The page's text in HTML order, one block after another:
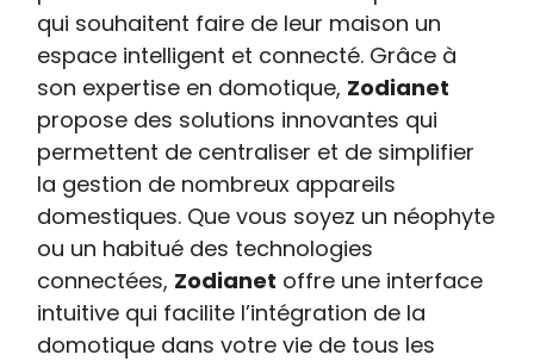
qui souhaitent faire de leur maison un
espace intelligent et connecté. Grâce à
son expertise en domotique, Zodianet
propose des solutions innovantes qui
permettent de centraliser et de simplifier
la gestion de nombreux appareils
domestiques. Que vous soyez un néophyte
ou un habitué des technologies
connectées, Zodianet offre une interface
intuitive qui facilite l’intégration de la
domotique dans votre vie de tous les